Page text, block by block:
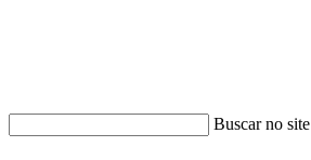
Buscar no site